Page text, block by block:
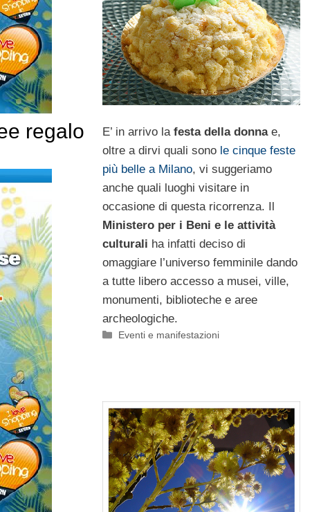
regalo
E’ in arrivo la festa della donnae,
oltre a dirvi quali sono le cinque feste
più belle a Milano, vi suggeriamo
anche quali luoghi visitare in
occasione di questa ricorrenza. Il
Ministero per i Beni e le attività
culturali ha infatti deciso di
omaggiare l’universo femminile dando
a tutte libero accesso a musei, ville,
monumenti, biblioteche e aree
archeologiche.
Categorie
Eventi e manifestazioni